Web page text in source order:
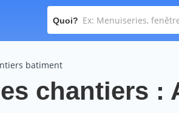
Quoi?
batiment
chantiers :